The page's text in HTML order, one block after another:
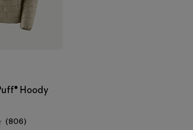
Hoody
/ 5
(806Comentarios
)